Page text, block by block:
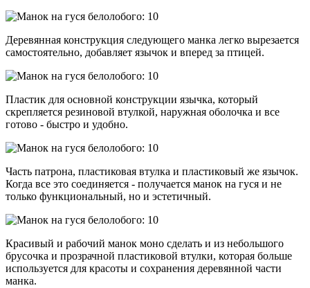
Деревянная конструкция следующего манка легко вырезается
самостоятельно, добавляет язычок и вперед за птицей.
Пластик для основной конструкции язычка, который
скрепляется резиновой втулкой, наружная оболочка и все
готово - быстро и удобно.
Часть патрона, пластиковая втулка и пластиковый же язычок.
Когда все это соединяется - получается манок на гуся и не
только функциональный, но и эстетичный.
Красивый и рабочий манок моно сделать и из небольшого
брусочка и прозрачной пластиковой втулки, которая больше
используется для красоты и сохранения деревянной части
манка.